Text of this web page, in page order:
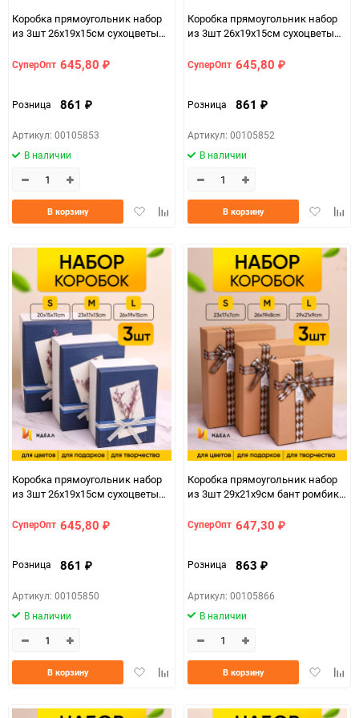
Коробка прямоугольник набор
из 3шт 26х19х15см сухоцветы
СуперОпт 645,80 ₽
Розница 861 ₽
Артикул: 00105853
В наличии
ДобавитьДобавить
В корзину
Коробка прямоугольник набор
из 3шт 26х19х15см сухоцветы
СуперОпт 645,80 ₽
Розница 861 ₽
Артикул: 00105852
В наличии
Добавить
В корзину
Коробка прямоугольник набор
из 3шт 26х19х15см сухоцветы
СуперОпт 645,80 ₽
Розница 861 ₽
Артикул: 00105850
В наличии
ДобавитьДобавить
В корзину
Коробка прямоугольник набор
из 3шт 29х21х9см бант ромбик
СуперОпт 647,30 ₽
Розница 863 ₽
Артикул: 00105866
В наличии
Добавить
В корзину